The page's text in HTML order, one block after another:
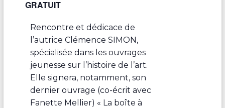
GRATUIT
Rencontre et dédicace de
l’autrice Clémence SIMON,
spécialisée dans les ouvrages
jeunesse sur l’histoire de l’art.
Elle signera, notamment, son
dernier ouvrage (co-écrit avec
Fanette Mellier) « La boîte à